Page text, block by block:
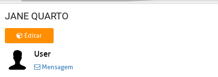
JANE QUARTO
Editar
User
Mensagem